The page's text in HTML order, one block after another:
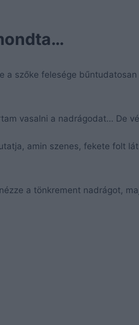
a szőke felesége
vasalni a nadrágodat… De
amin szenes, fekete folt
a tönkrement nadrágot,